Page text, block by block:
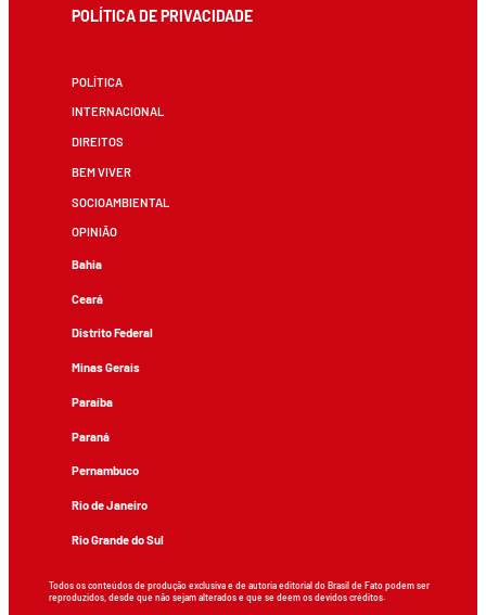
POLÍTICA DE PRIVACIDADE
POLÍTICA
INTERNACIONAL
DIREITOS
BEM VIVER
SOCIOAMBIENTAL
OPINIÃO
Bahia
Ceará
Distrito Federal
Minas Gerais
Paraíba
Paraná
Pernambuco
Rio de Janeiro
Rio Grande do Sul
Todos os conteúdos de produção exclusiva e de autoria editorial do Brasil de Fato podem ser
reproduzidos, desde que não sejam alterados e que se deem os devidos créditos.